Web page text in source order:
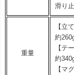
滑り
重量
【立
約
【テ
約
【マ